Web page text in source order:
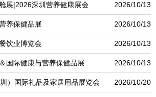
2026/10/13
展|2026深圳营养健康展会
2026/10/13
养保健品展
2026/10/13
饮业博览会
2026/10/13
国际健康与营养保健品展
2026/10/20
）国际礼品及家居用品展览会